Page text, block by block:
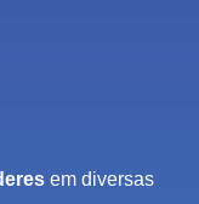
em diversas